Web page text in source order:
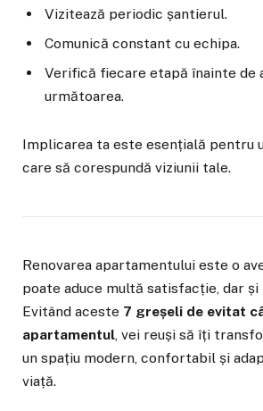
Vizitează periodic șantierul.
Comunică constant cu echipa.
Verifică fiecare etapă înainte de
următoarea.
Implicarea ta este esențială pentru
care să corespundă viziunii tale.
Renovarea apartamentului este o
poate aduce multă satisfacție, dar
Evitând aceste 7 greșeli de evitat
apartamentul , vei reuși să îți
un spațiu modern, confortabil și
viață.